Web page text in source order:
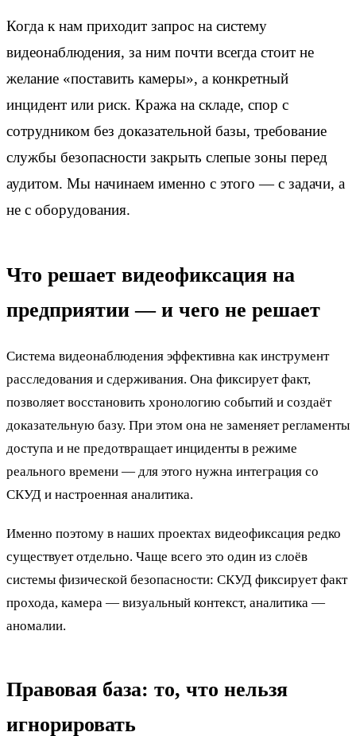
Когда к нам приходит запрос на систему
видеонаблюдения, за ним почти всегда стоит не
желание «поставить камеры», а конкретный
инцидент или риск. Кража на складе, спор с
сотрудником без доказательной базы, требование
службы безопасности закрыть слепые зоны перед
аудитом. Мы начинаем именно с этого — с задачи, а
не с оборудования.
Что решает видеофиксация на
предприятии — и чего не решает
Система видеонаблюдения эффективна как инструмент
расследования и сдерживания. Она фиксирует факт,
позволяет восстановить хронологию событий и создаёт
доказательную базу. При этом она не заменяет регламенты
доступа и не предотвращает инциденты в режиме
реального времени — для этого нужна интеграция со
СКУД и настроенная аналитика.
Именно поэтому в наших проектах видеофиксация редко
существует отдельно. Чаще всего это один из слоёв
системы физической безопасности: СКУД фиксирует факт
прохода, камера — визуальный контекст, аналитика —
аномалии.
Правовая база: то, что нельзя
игнорировать